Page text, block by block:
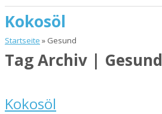
Kokosöl
Startseite » Gesund
Tag Archiv | Gesund
Kokosöl